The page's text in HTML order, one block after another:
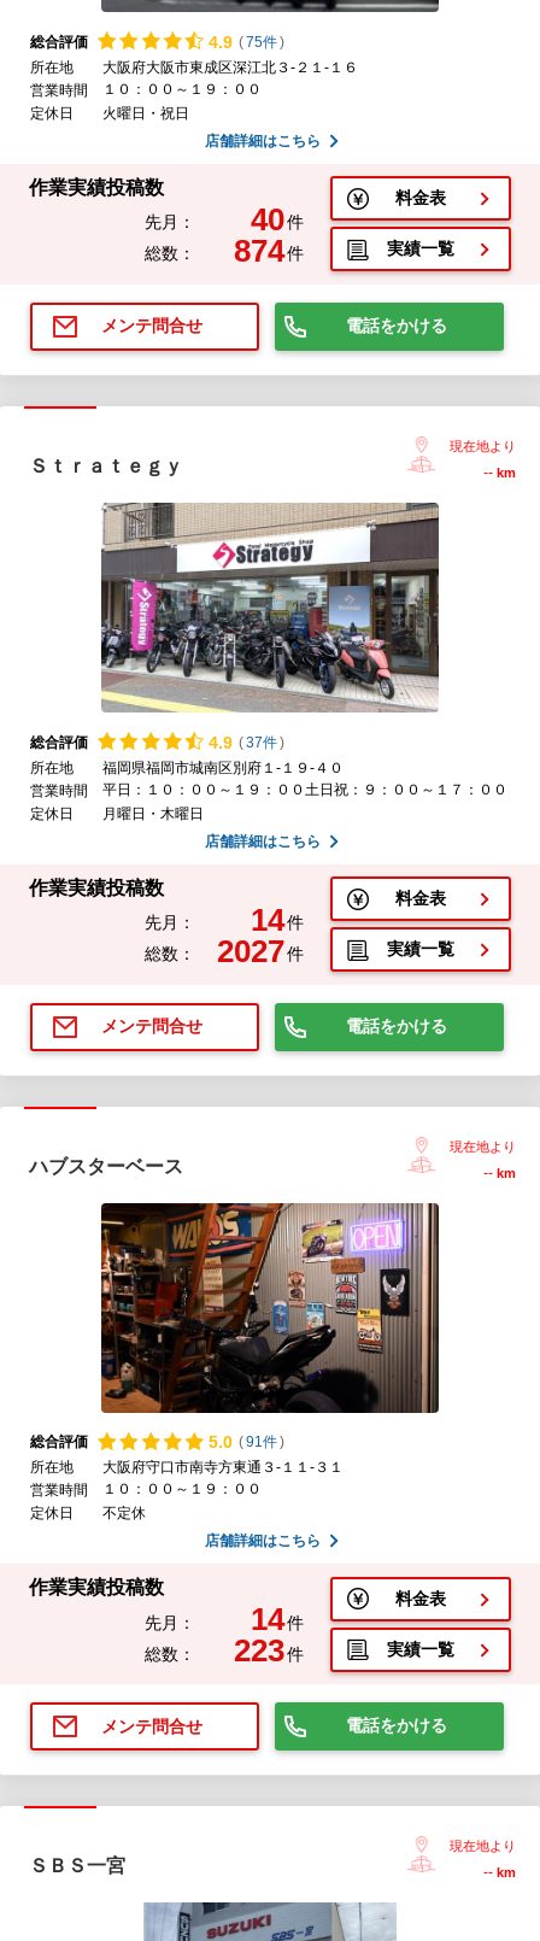
総合評価 4.9 (75件)
所在地
大阪府大阪市東成区深江北３-２１-１６
営業時間
１０：００～１９：００
定休日
火曜日・祝日
店舗詳細はこちら
作業実績投稿数
先月： 40件
総数：
874件
料金表
実績一覧
メンテ問合せ 電話をかける
Ｓｔｒａｔｅｇｙ
現在地より
-- km
総合評価 4.9 (37件)
所在地
福岡県福岡市城南区別府１-１９-４０
営業時間
平日：１０：００～１９：００土日祝：９：００～１７：００
定休日
月曜日・木曜日
店舗詳細はこちら
作業実績投稿数
先月： 14件
総数：
2027件
料金表
実績一覧
メンテ問合せ 電話をかける
ハブスターベース
現在地より
-- km
総合評価 5.0 (91件)
所在地
大阪府守口市南寺方東通３‐１１‐３１
営業時間
１０：００～１９：００
定休日
不定休
店舗詳細はこちら
作業実績投稿数
先月： 14件
総数：
223件
料金表
実績一覧
メンテ問合せ 電話をかける
ＳＢＳ一宮
現在地より
-- km